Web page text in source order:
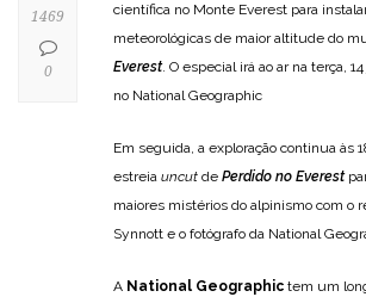
científica no Monte Everest para
meteorológicas de maior altitude do
Everest. O especial irá ao ar na terça,
no National Geographic
Em seguida, a exploração continua às
estreia uncut de Perdido no Everest
maiores mistérios do alpinismo com o
Synnott e o fotógrafo da National
A National Geographic tem um
1469
0